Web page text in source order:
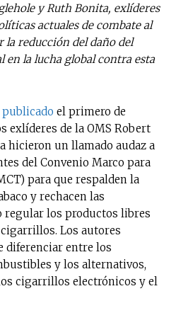
y Ruth Bonita, exlíderes
actuales de combate al
la reducción del daño del
en la lucha global contra esta
publicado el primero de
exlíderes de la OMS Robert
hicieron un llamado audaz a
del Convenio Marco para
para que respalden la
y rechacen las
regular los productos libres
Los autores
diferenciar entre los
y los alternativos,
cigarrillos electrónicos y el